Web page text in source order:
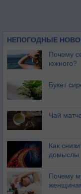
НЕПОГОДНЫЕ
Почему
южного?
Букет
Чай
Как
домыслы
Почему